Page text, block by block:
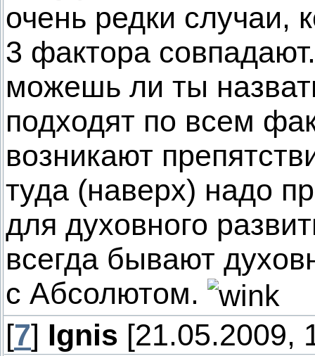
очень редки случаи,
3 фактора
можешь ли ты
подходят по всем
возникают
туда (наверх) надо
для духовного
всегда бывают
с Абсолютом.
[7] Ignis [21.05.2009,